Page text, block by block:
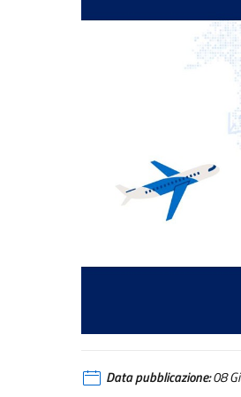
Data pubblicazione:08